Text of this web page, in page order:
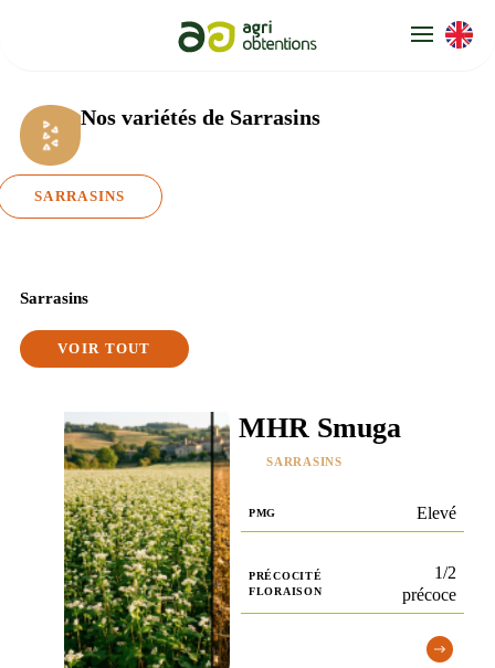
Nos variétés de Sarrasins
SARRASINS
Sarrasins
VOIR TOUT
MHR Smuga
SARRASINS
PMG Elevé
PRÉCOCITÉ
FLORAISON
1/2
précoce